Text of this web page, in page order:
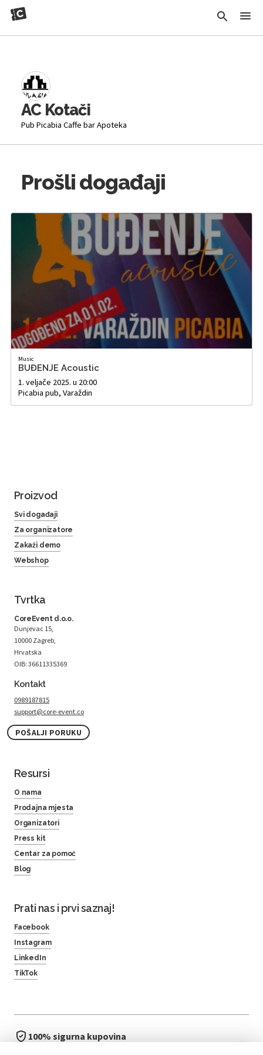
AC Kotači
Pub Picabia Caffe bar Apoteka
Prošli događaji
Music
BUĐENJE Acoustic
1. veljače 2025. u 20:00
Picabia pub, Varaždin
Proizvod
Svi događaji
Za organizatore
Zakaži demo
Webshop
Tvrtka
CoreEvent d.o.o.
Dunjevac 15,
10000 Zagreb,
Hrvatska
OIB: 36611335369
Kontakt
0989187815
support@core-event.co
POŠALJI PORUKU
Resursi
O nama
Prodajna mjesta
Organizatori
Press kit
Centar za pomoć
Blog
Prati nas i prvi saznaj!
Facebook
Instagram
LinkedIn
TikTok
100% sigurna kupovina